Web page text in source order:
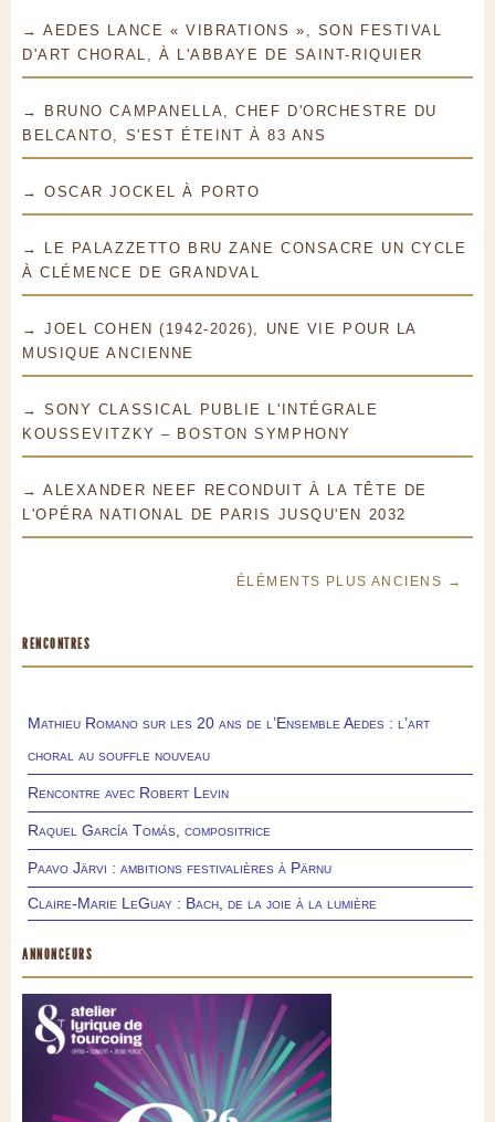
→ AEDES LANCE « VIBRATIONS », SON FESTIVAL
D'ART CHORAL, À L'ABBAYE DE SAINT-RIQUIER
→ BRUNO CAMPANELLA, CHEF D'ORCHESTRE DU
BELCANTO, S'EST ÉTEINT À 83 ANS
→ OSCAR JOCKEL À PORTO
→ LE PALAZZETTO BRU ZANE CONSACRE UN CYCLE
À CLÉMENCE DE GRANDVAL
→ JOEL COHEN (1942-2026), UNE VIE POUR LA
MUSIQUE ANCIENNE
→ SONY CLASSICAL PUBLIE L'INTÉGRALE
KOUSSEVITZKY – BOSTON SYMPHONY
→ ALEXANDER NEEF RECONDUIT À LA TÊTE DE
L'OPÉRA NATIONAL DE PARIS JUSQU'EN 2032
ÉLÉMENTS PLUS ANCIENS →
RENCONTRES
Mathieu Romano sur les 20 ans de l’Ensemble Aedes : l’art
choral au souffle nouveau
Rencontre avec Robert Levin
Raquel García Tomás, compositrice
Paavo Järvi : ambitions festivalières à Pärnu
Claire-Marie LeGuay : Bach, de la joie à la lumière
ANNONCEURS